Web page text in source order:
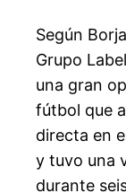
Según
Grupo
una gran
fútbol que
directa en
y tuvo una
durante